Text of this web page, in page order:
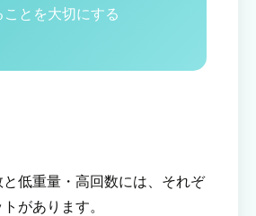
ことを大切にする
低重量・高回数には、それぞ
があります。